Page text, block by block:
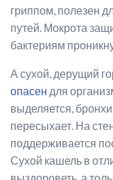
гриппом, полезен
путей. Мокрота
бактериям
А сухой, дерущий
опасен для
выделяется,
пересыхает. На
поддерживается
Сухой кашель в